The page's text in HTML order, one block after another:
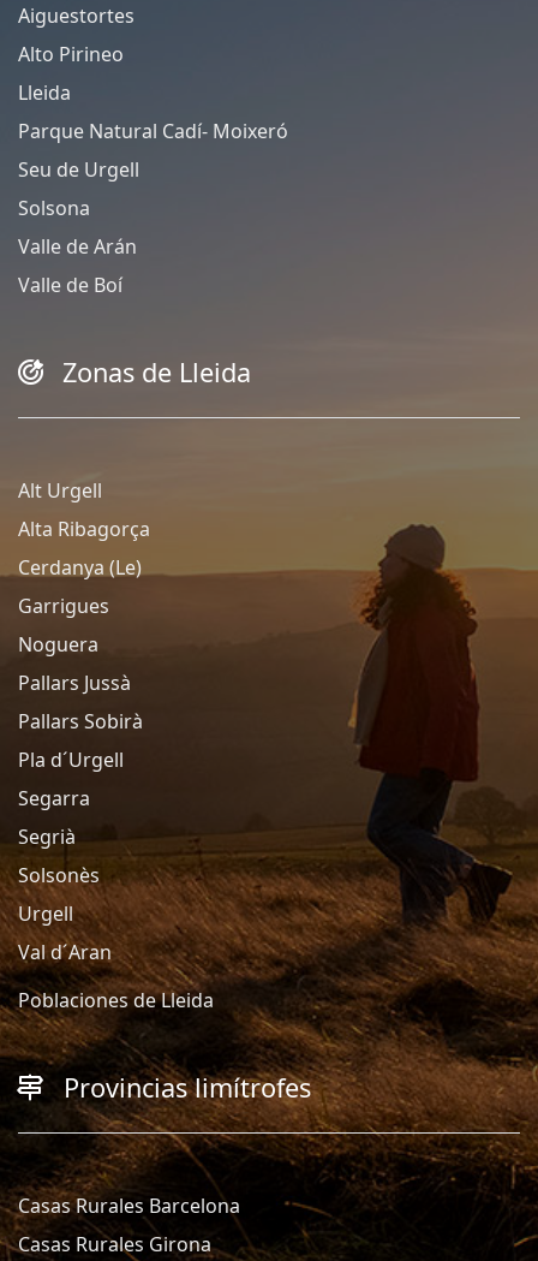
Aiguestortes
Alto Pirineo
Lleida
Parque Natural Cadí- Moixeró
Seu de Urgell
Solsona
Valle de Arán
Valle de Boí
Zonas de Lleida
Alt Urgell
Alta Ribagorça
Cerdanya (Le)
Garrigues
Noguera
Pallars Jussà
Pallars Sobirà
Pla d´Urgell
Segarra
Segrià
Solsonès
Urgell
Val d´Aran
Poblaciones de Lleida
Provincias limítrofes
Casas Rurales Barcelona
Casas Rurales Girona